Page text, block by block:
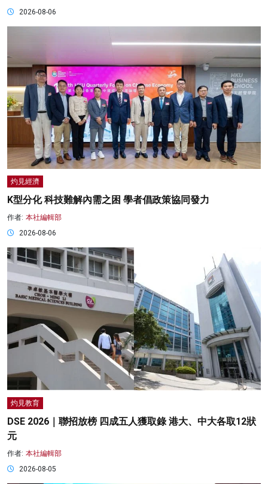
2026-08-06
灼見經濟
K型分化 科技難解內需之困 學者倡政策協同發力
作者: 本社編輯部
2026-08-06
灼見教育
DSE 2026｜聯招放榜 四成五人獲取錄 港大、中大各取12狀
元
作者: 本社編輯部
2026-08-05